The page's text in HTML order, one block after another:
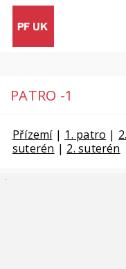
PATRO -1
Přízemí| 1. patro |
suterén | 2. suterén